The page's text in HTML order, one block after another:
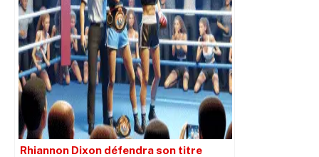
Rhiannon Dixon défendra son titre